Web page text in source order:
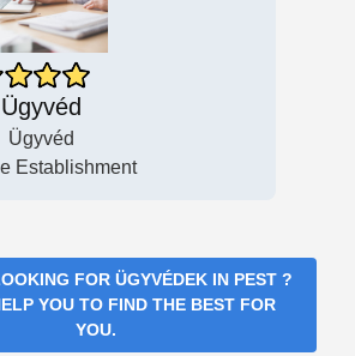
Ügyvéd
Ügyvéd
Establishment
FOR ÜGYVÉDEK IN PEST ?
YOU TO FIND THE BEST FOR
YOU.